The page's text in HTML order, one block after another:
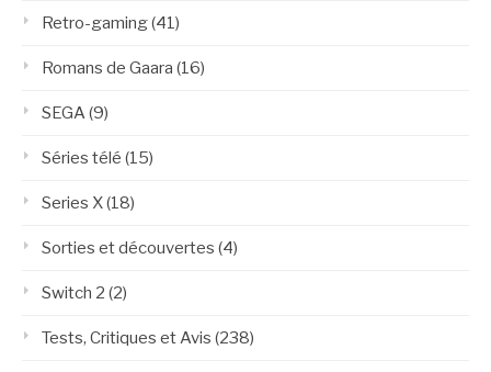
Retro-gaming(41)
Romans de Gaara (16)
SEGA(9)
Séries télé (15)
Series X(18)
Sorties et découvertes (4)
Switch 2 (2)
Tests, Critiques et Avis (238)